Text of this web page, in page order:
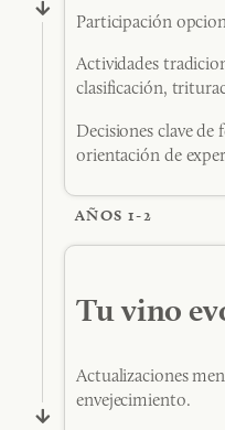
Participación
Actividades
clasificación,
Decisiones clave
orientación de
Tu vino
Actualizaciones
envejecimiento.
AÑOS 1-2